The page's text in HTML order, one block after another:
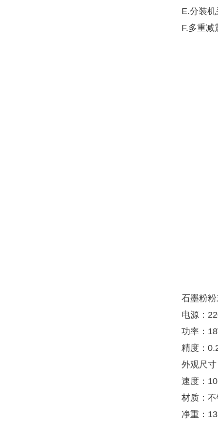
E.分装
F.多重减
石墨粉
电源：
功率：
精度：
外观尺
速度：
材质：
净重：